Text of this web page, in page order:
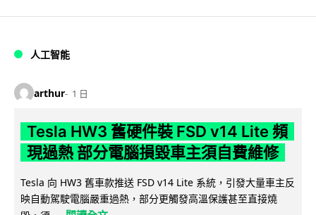
人工智能
arthur 1 日
Tesla HW3 舊硬件裝 FSD v14 Lite 頻
現過熱 部分電腦損毀車主須自費維修
Tesla 向 HW3 舊車款推送 FSD v14 Lite 系統，引發大量車主反
映自動駕駛電腦嚴重過熱，部分更觸發高溫保護甚至直接燒